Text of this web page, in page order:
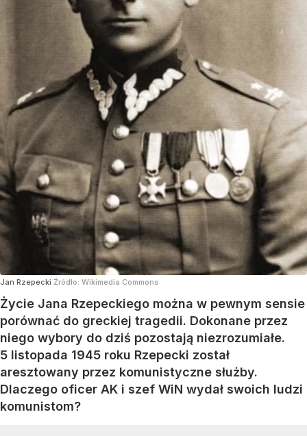
Jan Rzepecki Źródło: Wikimedia Commons
Życie Jana Rzepeckiego można w pewnym sensie
porównać do greckiej tragedii. Dokonane przez
niego wybory do dziś pozostają niezrozumiałe.
5 listopada 1945 roku Rzepecki został
aresztowany przez komunistyczne służby.
Dlaczego oficer AK i szef WiN wydał swoich ludzi
komunistom?